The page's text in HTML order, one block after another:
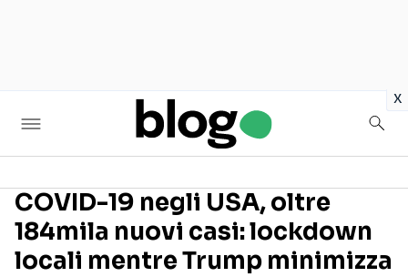
x
Seguici sui social
COVID-19 negli USA, oltre
184mila nuovi casi: lockdown
locali mentre Trump minimizza